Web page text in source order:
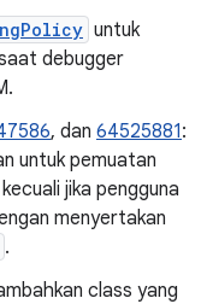
untuk
debugger
, dan 64525881:
untuk pemuatan
jika pengguna
menyertakan
.
class yang